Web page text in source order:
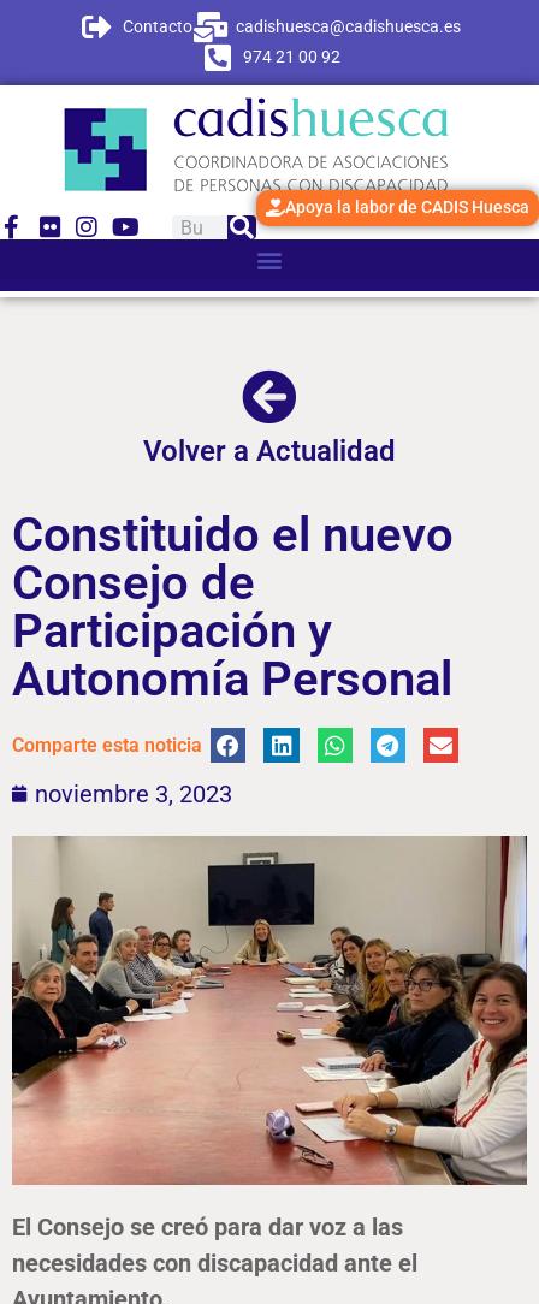
Contacto
cadishuesca@cadishuesca.es
974 21 00 92
Apoya la labor de CADIS Huesca
Volver a Actualidad
Constituido el nuevo
Consejo de
Participación y
Autonomía Personal
Comparte esta noticia
noviembre 3, 2023
El Consejo se creó para dar voz a las
necesidades con discapacidad ante el